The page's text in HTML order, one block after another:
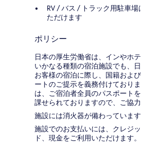
RV / バス / トラック用駐車
ただけます
ポリシー
日本の厚生労働省は、インやホ
いかなる種類の宿泊施設でも、
お客様の宿泊に際し、国籍およ
ートのご提示を義務付け​ており
は、ご宿泊者全員のパスポート
課せられておりますの​で、ご協
施設には消火器が備わっています
施設でのお支払いには、クレジ
ド、現金をご利用いただけます。